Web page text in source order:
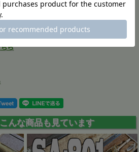
ら
んな商品も見ています